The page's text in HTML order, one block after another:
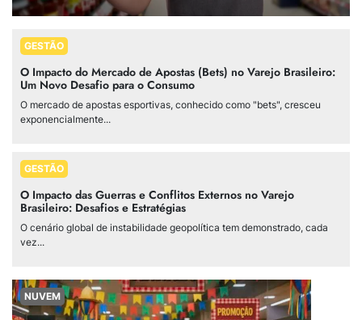
GESTÃO
O Impacto do Mercado de Apostas (Bets) no Varejo Brasileiro:
Um Novo Desafio para o Consumo
O mercado de apostas esportivas, conhecido como "bets", cresceu
exponencialmente...
GESTÃO
O Impacto das Guerras e Conflitos Externos no Varejo
Brasileiro: Desafios e Estratégias
O cenário global de instabilidade geopolítica tem demonstrado, cada
vez...
NUVEM